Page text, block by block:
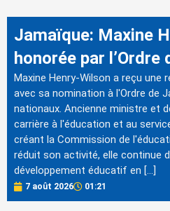
Jamaïque: Maxine
honorée par
Maxine Henry-Wilson a reçu une
avec sa nomination à l'Ordre de
nationaux. Ancienne ministre et
carrière à l'éducation et au
créant la Commission de
réduit son activité, elle continue
développement éducatif en […]
7 août 2026 01:21